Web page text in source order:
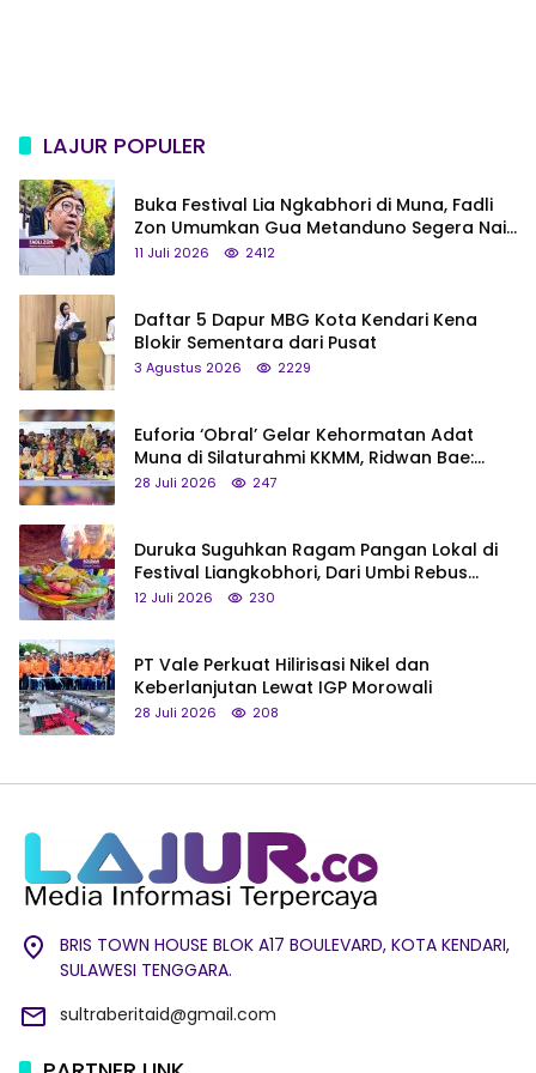
LAJUR POPULER
Buka Festival Lia Ngkabhori di Muna, Fadli
Zon Umumkan Gua Metanduno Segera Naik
Status Jadi Cagar Budaya Nasional
11 Juli 2026 2412
Daftar 5 Dapur MBG Kota Kendari Kena
Blokir Sementara dari Pusat
3 Agustus 2026 2229
Euforia ‘Obral’ Gelar Kehormatan Adat
Muna di Silaturahmi KKMM, Ridwan Bae:
Saya Bukan Tipe Begitu, Belum Pantas!
28 Juli 2026 247
Duruka Suguhkan Ragam Pangan Lokal di
Festival Liangkobhori, Dari Umbi Rebus
hingga Tumpeng Beras Muna
12 Juli 2026 230
PT Vale Perkuat Hilirisasi Nikel dan
Keberlanjutan Lewat IGP Morowali
28 Juli 2026 208
BRIS TOWN HOUSE BLOK A17 BOULEVARD, KOTA KENDARI,
SULAWESI TENGGARA.
sultraberitaid@gmail.com